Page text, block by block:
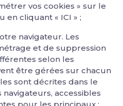
vos cookies » sur le
en cliquant « ICI » ;
navigateur. Les
et de suppression
selon les
être gérées sur chacun
sont décrites dans le
accessibles